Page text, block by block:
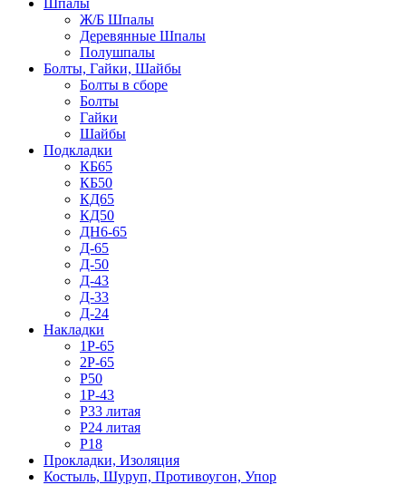
Ж/Б Шпалы
Деревянные Шпалы
Полушпалы
Болты, Гайки, Шайбы
Болты в сборе
Болты
Гайки
Шайбы
Подкладки
КБ65
КБ50
КД65
КД50
ДН6-65
Д-65
Д-50
Д-43
Д-33
Д-24
Накладки
1Р-65
2Р-65
Р50
1Р-43
Р33 литая
Р24 литая
Р18
Прокладки, Изоляция
Костыль, Шуруп, Противоугон, Упор